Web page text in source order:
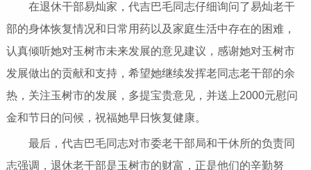
在退休干部易灿家，代吉巴毛同志仔细询问了易灿老干
部的身体恢复情况和日常用药以及家庭生活中存在的困难，
认真倾听她对玉树市未来发展的意见建议，感谢她对玉树市
发展做出的贡献和支持，希望她继续发挥老同志老干部的余
热，关注玉树市的发展，多提宝贵意见，并送上2000元慰问
金和节日的问候，祝福她早日恢复健康。
最后，代吉巴毛同志对市委老干部局和干休所的负责同
志强调，退休老干部是玉树市的财富，正是他们的辛勤努